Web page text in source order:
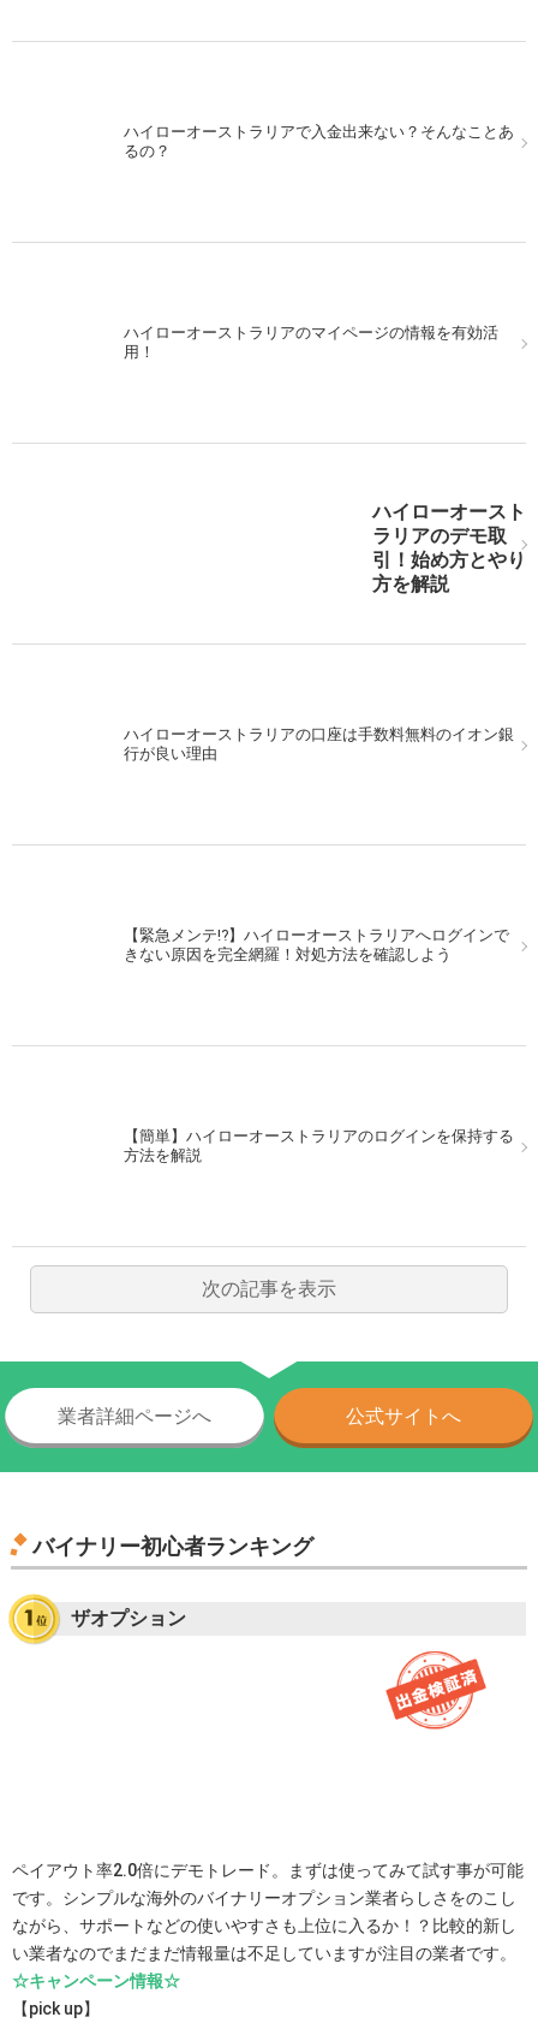
ハイローオーストラリアで入金出来ない？そんなことあ
るの？
ハイローオーストラリアのマイページの情報を有効活
用！
ハイローオースト
ラリアのデモ取
引！始め方とやり
方を解説
ハイローオーストラリアの口座は手数料無料のイオン銀
行が良い理由
【緊急メンテ!?】ハイローオーストラリアへログインで
きない原因を完全網羅！対処方法を確認しよう
【簡単】ハイローオーストラリアのログインを保持する
方法を解説
次の記事を表示
13日の金曜日にハイローオーストラリアで実戦取引をし
てみた！
MACDを使ってハイローオーストラリアで取引。シンプ
ルに行こう！
ハイローオーストラリア実戦。米利上げ後をMACDで狙
業者詳細ページへ 公式サイトへ
バイナリー初心者ランキング
ザオプション
ペイアウト率2.0倍にデモトレード。まずは使ってみて試す事が可能
です。シンプルな海外のバイナリーオプション業者らしさをのこし
ながら、サポートなどの使いやすさも上位に入るか！？比較的新し
い業者なのでまだまだ情報量は不足していますが注目の業者です。
☆キャンペーン情報☆
【pick up】